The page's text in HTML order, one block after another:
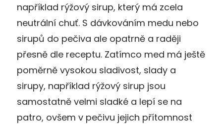
například rýžový sirup, který má zcela
neutrální chuť. S dávkováním medu nebo
sirupů do pečiva ale opatrně a raději
přesně dle receptu. Zatímco med má ještě
poměrně vysokou sladivost, slady a
sirupy, například rýžový sirup jsou
samostatně velmi sladké a lepí se na
patro, ovšem v pečivu jejich přítomnost